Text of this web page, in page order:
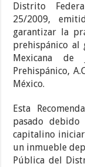
Distrito
25/2009,
garantizar la
prehispánico al
Mexicana de
Prehispánico,
México.
Esta
pasado
capitalino
un inmueble
Pública del